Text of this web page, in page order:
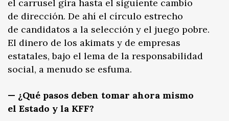
el carrusel gira hasta el siguiente cambio
de dirección. De ahí el círculo estrecho
de candidatos a la selección y el juego pobre.
El dinero de los akimats y de empresas
estatales, bajo el lema de la responsabilidad
social, a menudo se esfuma.
— ¿Qué pasos deben tomar ahora mismo
el Estado y la KFF?